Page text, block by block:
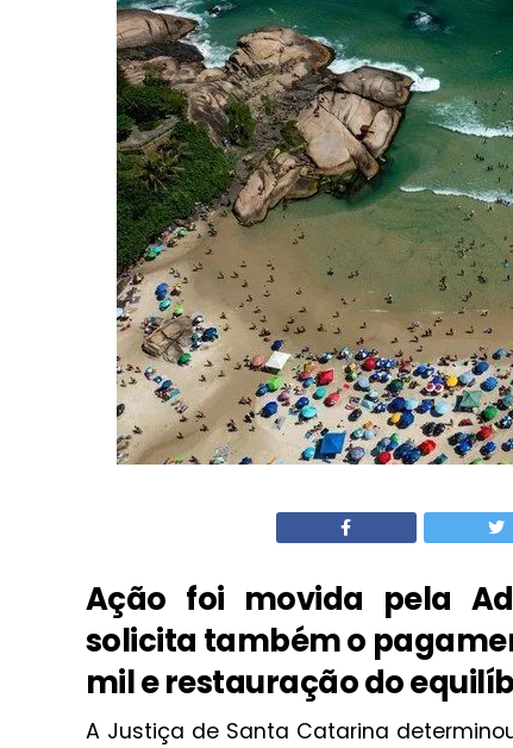
Ação foi movida pela
solicita também o
mil e restauração do
A Justiça de Santa Catarina